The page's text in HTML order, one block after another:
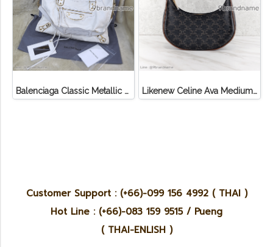
Balenciaga Classic Metallic Edge City Bag Likenew Celine Ava Medium Triomphe Canvas
Customer Support : (+66)-099 156 4992 ( THAI )
Hot Line : (+66)-083 159 9515 / Pueng
( THAI-ENLISH )